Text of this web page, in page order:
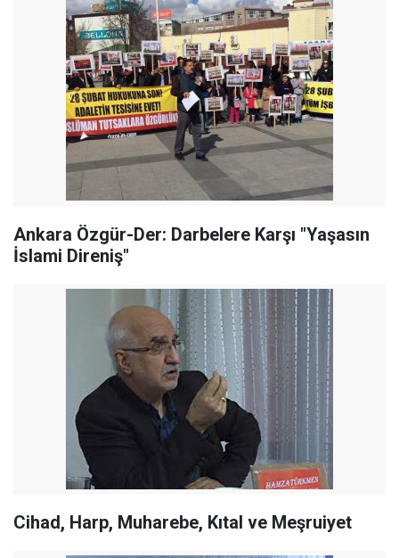
Ankara Özgür-Der: Darbelere Karşı "Yaşasın
İslami Direniş"
Cihad, Harp, Muharebe, Kıtal ve Meşruiyet